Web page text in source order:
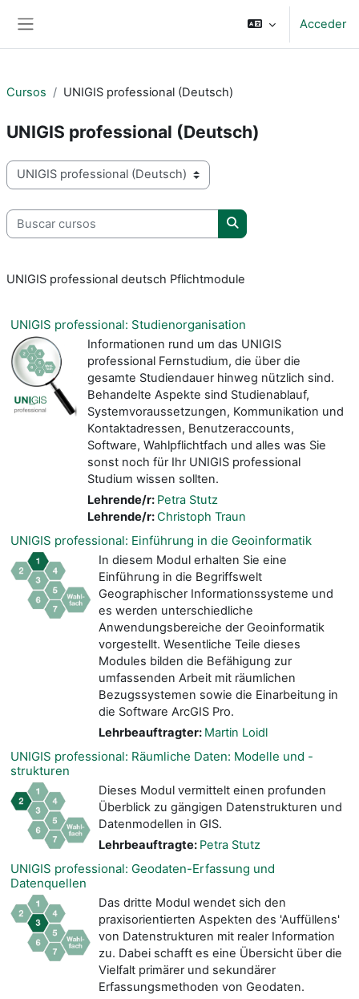
Acceder
Cursos UNIGIS professional (Deutsch)
UNIGIS professional (Deutsch)
Categorías
Buscar cursos
Buscar cursos
UNIGIS professional deutsch Pflichtmodule
UNIGIS professional: Studienorganisation
Informationen rund um das UNIGIS
professional Fernstudium, die über die
gesamte Studiendauer hinweg nützlich sind.
Behandelte Aspekte sind Studienablauf,
Systemvoraussetzungen, Kommunikation und
Kontaktadressen, Benutzeraccounts,
Software, Wahlpflichtfach und alles was Sie
sonst noch für Ihr UNIGIS professional
Studium wissen sollten.
Lehrende/r: Petra Stutz
Lehrende/r:Christoph Traun
UNIGIS professional: Einführung in die Geoinformatik
In diesem Modul erhalten Sie eine
Einführung in die Begriffswelt
Geographischer Informationssysteme und
es werden unterschiedliche
Anwendungsbereiche der Geoinformatik
vorgestellt. Wesentliche Teile dieses
Modules bilden die Befähigung zur
umfassenden Arbeit mit räumlichen
Bezugssystemen sowie die Einarbeitung in
die Software ArcGIS Pro.
Lehrbeauftragter: Martin Loidl
UNIGIS professional: Räumliche Daten: Modelle und -
strukturen
Dieses Modul vermittelt einen profunden
Überblick zu gängigen Datenstrukturen und
Datenmodellen in GIS.
Lehrbeauftragte: Petra Stutz
UNIGIS professional: Geodaten-Erfassung und
Datenquellen
Das dritte Modul wendet sich den
praxisorientierten Aspekten des 'Auffüllens'
von Datenstrukturen mit realer Information
zu. Dabei schafft es eine Übersicht über die
Vielfalt primärer und sekundärer
Erfassungsmethoden von Geodaten.